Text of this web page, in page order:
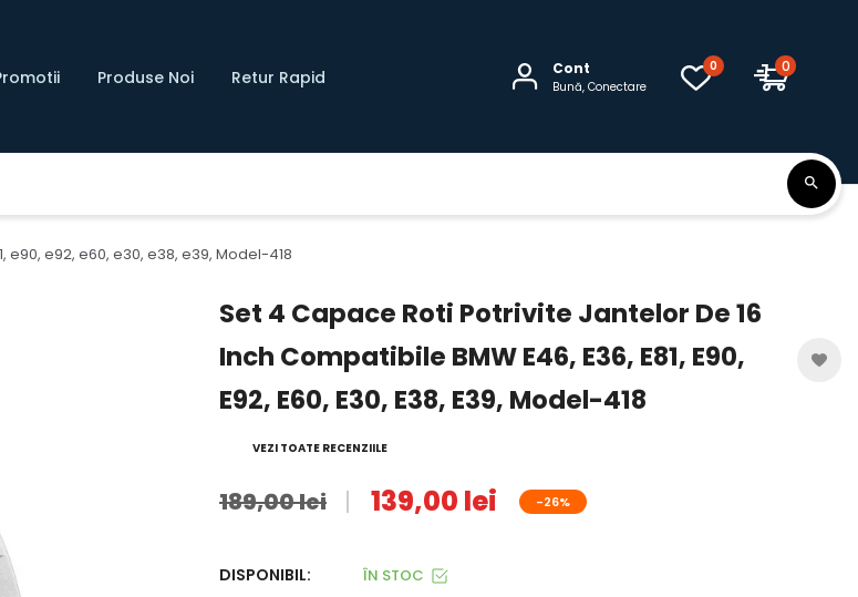
Produse Noi Retur Rapid Cont
Bună, Conectare
0 0
e92, e60, e30, e38, e39, Model-418
Set 4 Capace Roti Potrivite Jantelor De 16
Inch Compatibile BMW E46, E36, E81, E90,
E92, E60, E30, E38, E39, Model-418
VEZI TOATE RECENZIILE
189,00 lei 139,00 lei -26%
DISPONIBIL: ÎN STOC